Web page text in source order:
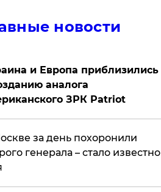
новости
и Европа приблизились
аналога
ЗРК Patriot
за день похоронили
генерала – стало известно